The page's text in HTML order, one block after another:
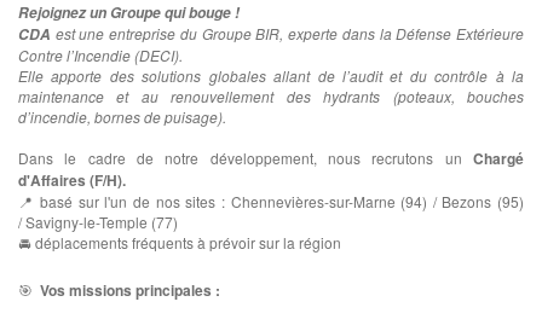
Rejoignez un Groupe qui bouge !
CDA est une entreprise du Groupe BIR, experte dans la Défense Extérieure
Contre l’Incendie (DECI).
Elle apporte des solutions globales allant de l’audit et du contrôle à la
maintenance et au renouvellement des hydrants (poteaux, bouches
d’incendie, bornes de puisage).
Dans le cadre de notre développement, nous recrutons un Chargé
d'Affaires (F/H).
📍 basé sur l'un de nos sites : Chennevières-sur-Marne (94) / Bezons (95)
/ Savigny-le-Temple (77)
🚘déplacements fréquents à prévoir sur la région
🎯 Vos missions principales :